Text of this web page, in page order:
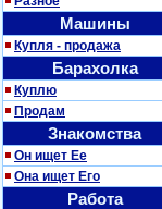
Машины
Купля - продажа
Барахолка
Куплю
Продам
Знакомства
Он ищет Ее
Она ищет Его
Работа